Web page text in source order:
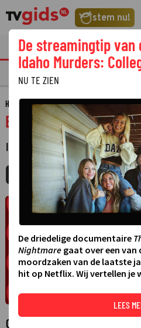
stem nu!
tvgids
HOME GIDS BUREAU NH
Bureau NH
INFORMATIEF ·
MIJNGIDS AGENDA DELEN
Over Bureau NH
De streamingtip van
Idaho Murders:
NU TE ZIEN
De driedelige documentaire
Nightmare gaat over een van
moordzaken van de laatste
hit op Netflix. Wij vertellen je
LEES